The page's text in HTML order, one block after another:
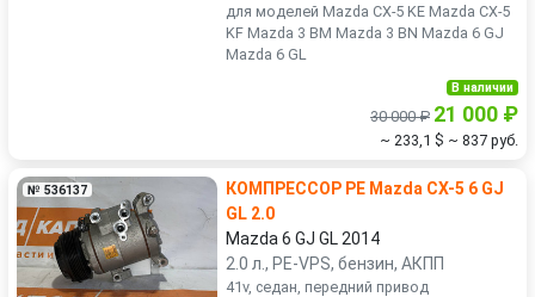
для моделей Mazda CX-5 KE Mazda CX-5
KF Mazda 3 BM Mazda 3 BN Mazda 6 GJ
Mazda 6 GL
В наличии
30 000 ₽ 21 000 ₽
~ 233,1 $ ~ 837 руб.
№ 536137
КОМПРЕССОР PE Mazda CX-5 6 GJ
GL 2.0
Mazda 6 GJ GL 2014
2.0 л., PE-VPS, бензин, АКПП
41v, седан, передний привод